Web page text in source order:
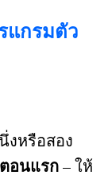
แกรมตัว
งหรือสอง
อนแรก– ให้